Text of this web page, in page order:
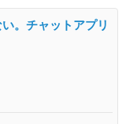
。チャットアプリ